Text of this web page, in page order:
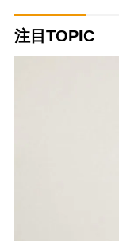
注目TOPIC